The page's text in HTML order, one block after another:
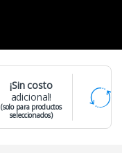
¡Sin costo
adicional!
(solo para productos
seleccionados)